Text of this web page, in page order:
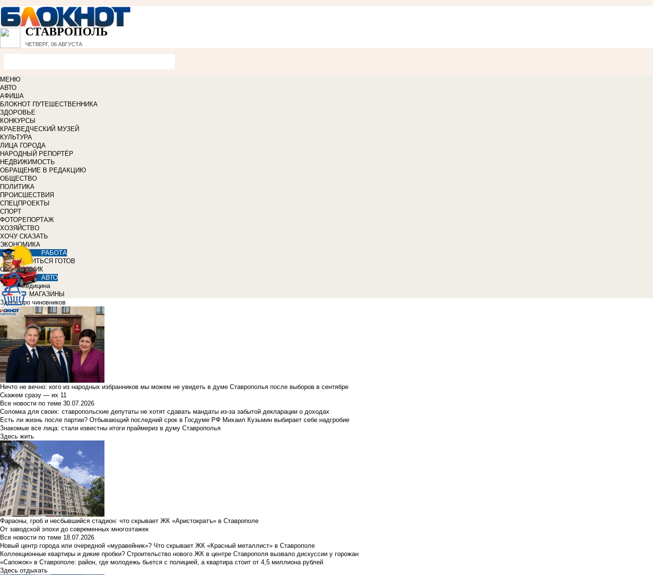
СТАВРОПОЛЬ
ЧЕТВЕРГ, 06 АВГУСТА
МЕНЮ
АВТО
АФИША
БЛОКНОТ ПУТЕШЕСТВЕННИКА
ЗДОРОВЬЕ
КОНКУРСЫ
КРАЕВЕДЧЕСКИЙ МУЗЕЙ
КУЛЬТУРА
ЛИЦА ГОРОДА
НАРОДНЫЙ РЕПОРТЁР
НЕДВИЖИМОСТЬ
ОБРАЩЕНИЕ В РЕДАКЦИЮ
ОБЩЕСТВО
ПОЛИТИКА
ПРОИСШЕСТВИЯ
СПЕЦПРОЕКТЫ
СПОРТ
ФОТОРЕПОРТАЖ
ХОЗЯЙСТВО
ХОЧУ СКАЗАТЬ
ЭКОНОМИКА
РАБОТА
УЧИТЬСЯ ГОТОВ
СПРАВОЧНИК
АВТО
Медицина
МАГАЗИНЫ
Здесь про чиновников
Ничто не вечно: кого из народных избранников мы можем не увидеть в думе Ставрополья после выборов в сентябре
Скажем сразу — их 11
Все новости по теме 30.07.2026
Соломка для своих: ставропольские депутаты не хотят сдавать мандаты из-за забытой декларации о доходах
Есть ли жизнь после партии? Отбывающий последний срок в Госдуме РФ Михаил Кузьмин выбирает себе надгробие
Знакомые все лица: стали известны итоги праймериз в думу Ставрополья
Здесь жить
Фараоны, гроб и несбывшийся стадион: что скрывает ЖК «Аристократъ» в Ставрополе
От заводской эпохи до современных многоэтажек
Все новости по теме 18.07.2026
Новый центр города или очередной «муравейник»? Что скрывает ЖК «Красный металлист» в Ставрополе
Коллекционные квартиры и дикие пробки? Строительство нового ЖК в центре Ставрополя вызвало дискуссии у горожан
«Сапожок» в Ставрополе: район, где молодежь бьется с полицией, а квартира стоит от 4,5 миллиона рублей
Здесь отдыхать